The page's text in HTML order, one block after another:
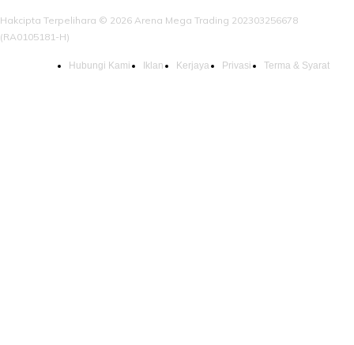
Hakcipta Terpelihara © 2026 Arena Mega Trading 202303256678
(RA0105181-H)
Hubungi Kami Iklan Kerjaya Privasi Terma & Syarat